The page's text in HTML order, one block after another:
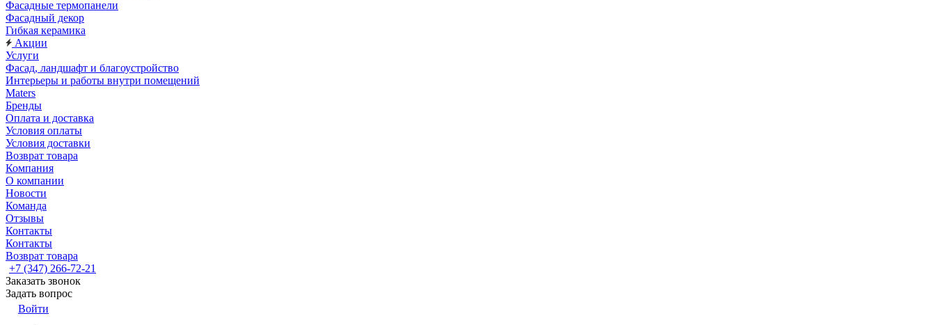
Фасадные термопанели
Фасадный декор
Гибкая керамика
Акции
Услуги
Фасад, ландшафт и благоустройство
Интерьеры и работы внутри помещений
Maters
Бренды
Оплата и доставка
Условия оплаты
Условия доставки
Возврат товара
Компания
О компании
Новости
Команда
Отзывы
Контакты
Контакты
Возврат товара
+7 (347) 266-72-21
Заказать звонок
Задать вопрос
Войти